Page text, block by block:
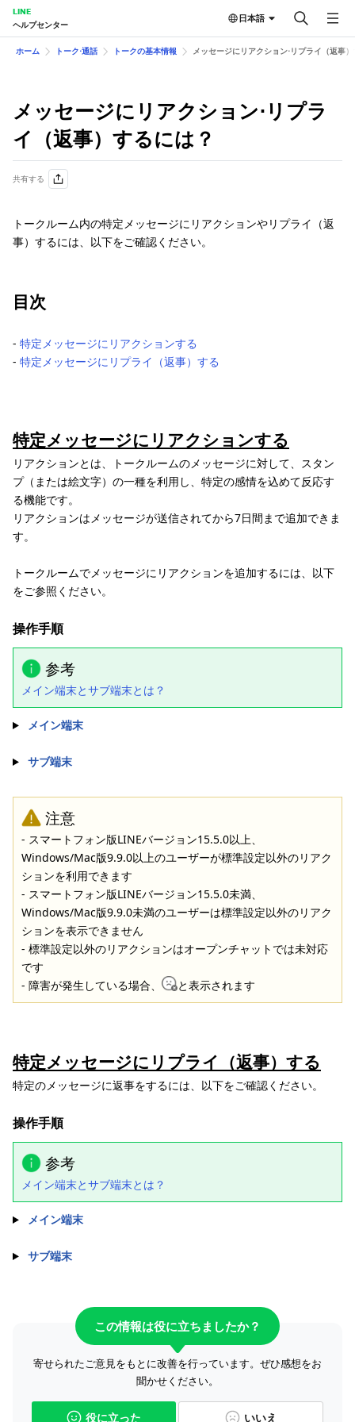
LINE
ヘルプセンター
日本語
ホーム トーク⋅通話 トークの基本情報 メッセージにリアクション⋅リ プライ（返事
メッセージにリアクション⋅リ プラ
イ（返事）するには？
共有する
トークルーム内の特定メッセージにリアクションやリプライ（返
事）するには、以下をご確認ください。
目次
‐ 特定メッセージにリアクションする
‐ 特定メッセージにリプライ（返事）する
特定メッセージにリアクションする
リアクションとは、トークルームのメッセージに対して、スタン
プ（または絵文字）の一種を利用し、特定の感情を込めて反応す
る機能です。
リアクションはメッセージが送信されてから7日間まで追加できま
す。
トークルームでメッセージにリアクションを追加するには、以下
をご参照ください。
操作手順
参考
メイン端末とサブ端末とは？
メイン端末
サブ端末
注意
- スマートフォン版LINEバージョン15.5.0以上、
Windows/Mac版9.9.0以上のユーザーが標準設定以外のリアク
ションを利用できます
- スマートフォン版LINEバージョン15.5.0未満、
Windows/Mac版9.9.0未満のユーザーは標準設定以外のリアク
ションを表示できません
- 標準設定以外のリアクションはオープンチャットでは未対応
です
- 障害が発生している場合、
と表示されます
特定メッセージにリプライ（返事）する
特定のメッセージに返事をするには、以下をご確認ください。
操作手順
参考
メイン端末とサブ端末とは？
メイン端末
サブ端末
この情報は役に立ちましたか？
寄せられたご意見をもとに改善を行っています。ぜひ感想をお
聞かせください。
役に立った いいえ